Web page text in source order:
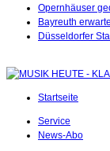
Opernhäuser
Bayreuth
Düsseldorfer
Startseite
Service
News-Abo